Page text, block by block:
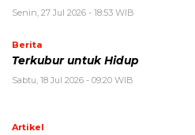
Senin, 27 Jul 2026 - 18:53 WIB
Berita
Terkubur untuk Hidup
Sabtu, 18 Jul 2026 - 09:20 WIB
Artikel